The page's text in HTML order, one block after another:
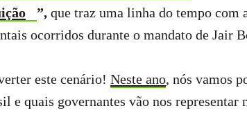
”, que traz uma linha do tempo com
ocorridos durante o mandato de Jair
este cenário! Neste ano, nós vamos
e quais governantes vão nos representar